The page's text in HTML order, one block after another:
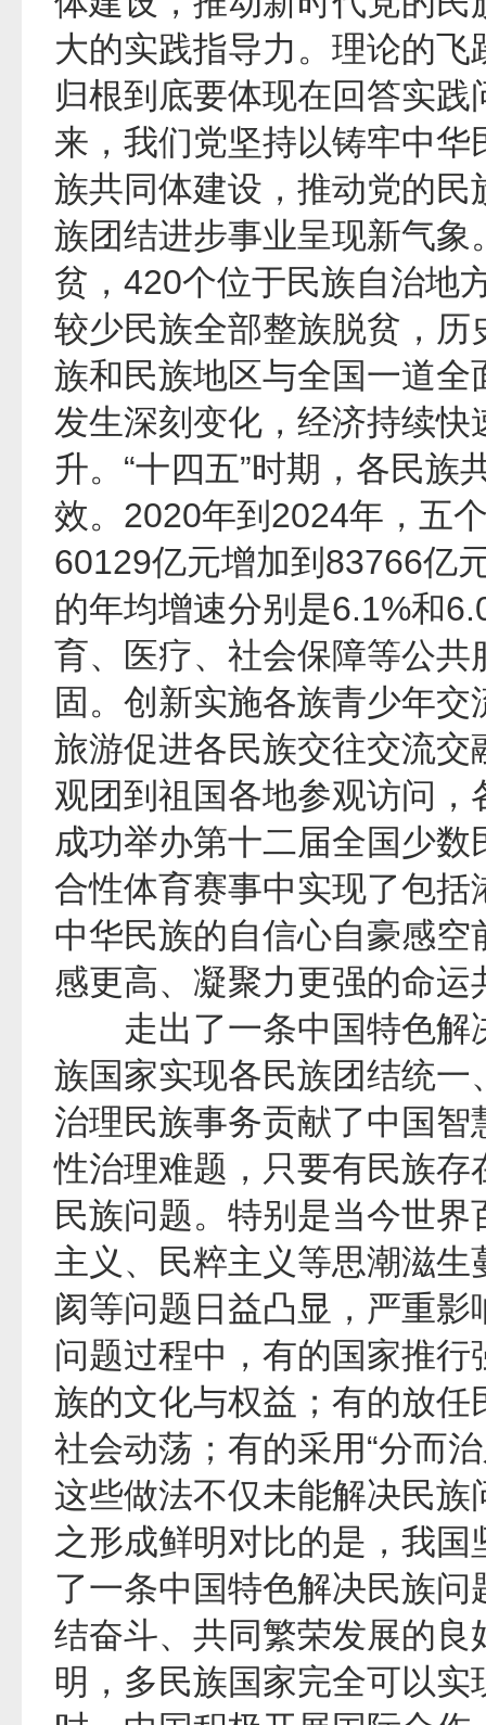
大的实践指导力。理论的
归根到底要体现在回答实
来，我们党坚持以铸牢中
族共同体建设，推动党的
族团结进步事业呈现新气
贫，420个位于民族自治地
较少民族全部整族脱贫，
族和民族地区与全国一道
发生深刻变化，经济持续
升。“十四五”时期，各民
效。2020年到2024年，五
60129亿元增加到83766亿
的年均增速分别是6.1%和
育、医疗、社会保障等公
固。创新实施各族青少年
旅游促进各民族交往交流
观团到祖国各地参观访问
成功举办第十二届全国少
合性体育赛事中实现了包
中华民族的自信心自豪感
感更高、凝聚力更强的命运
走出了一条中国特色解
族国家实现各民族团结统
治理民族事务贡献了中国
性治理难题，只要有民族
民族问题。特别是当今世
主义、民粹主义等思潮滋
阂等问题日益凸显，严重
问题过程中，有的国家推
族的文化与权益；有的放
社会动荡；有的采用“分而
这些做法不仅未能解决民
之形成鲜明对比的是，我
了一条中国特色解决民族
结奋斗、共同繁荣发展的
明，多民族国家完全可以